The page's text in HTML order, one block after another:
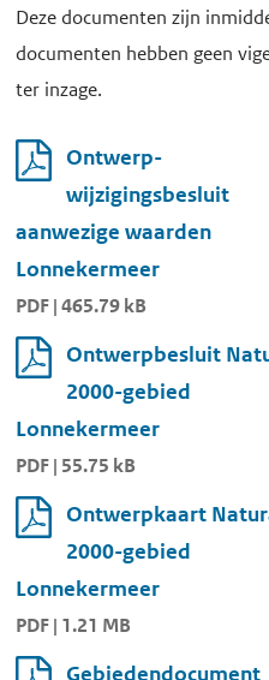
Deze documenten zijn
documenten hebben geen
ter inzage.
Ontwerp-
wijzigingsbesluit
aanwezige waarden
Lonnekermeer
PDF | 465.79 kB
Ontwerpbesluit
2000-gebied
Lonnekermeer
PDF | 55.75 kB
Ontwerpkaart
2000-gebied
Lonnekermeer
PDF | 1.21 MB
Gebiedendocument